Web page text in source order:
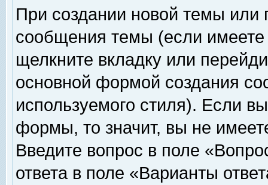
При создании новой темы или
сообщения темы (если
щелкните вкладку или
основной формой создания
используемого стиля). Если
формы, то значит, вы не
Введите вопрос в поле
ответа в поле «Варианты